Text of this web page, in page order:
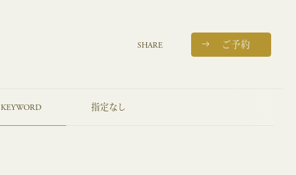
SHARE ご予約
KEYWORD 指定なし